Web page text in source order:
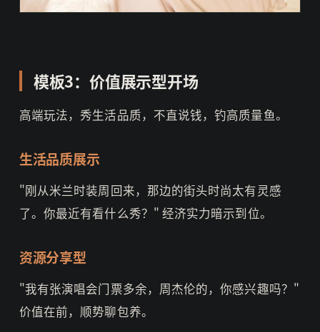
模板3：价值展示型开场
高端玩法，秀生活品质，不直说钱，钓高质量鱼。
生活品质展示
"刚从米兰时装周回来，那边的街头时尚太有灵感
了。你最近有看什么秀？" 经济实力暗示到位。
资源分享型
"我有张演唱会门票多余，周杰伦的，你感兴趣吗？"
价值在前，顺势聊包养。